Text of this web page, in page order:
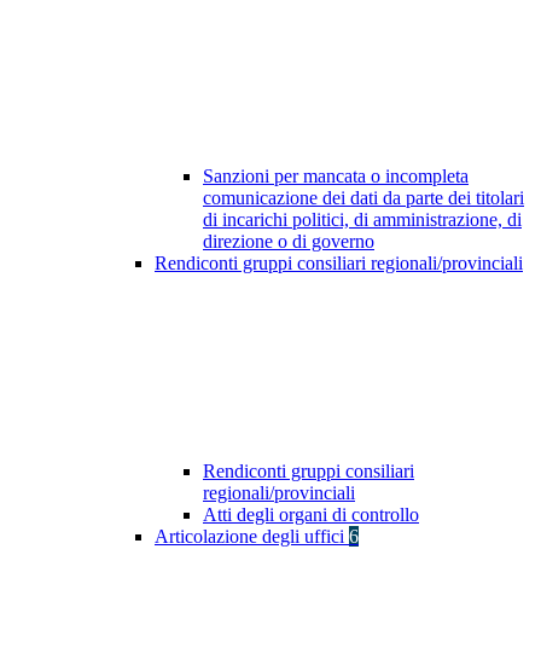
Sanzioni per mancata o incompleta
comunicazione dei dati da parte dei titolari
di incarichi politici, di amministrazione, di
direzione o di governo
Rendiconti gruppi consiliari regionali/provinciali
Rendiconti gruppi consiliari
regionali/provinciali
Atti degli organi di controllo
Articolazione degli uffici 6